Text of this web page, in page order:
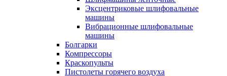
Эксцентриковые шлифовальные
машины
Вибрационные шлифовальные
машины
Болгарки
Компрессоры
Краскопульты
Пистолеты горячего воздуха